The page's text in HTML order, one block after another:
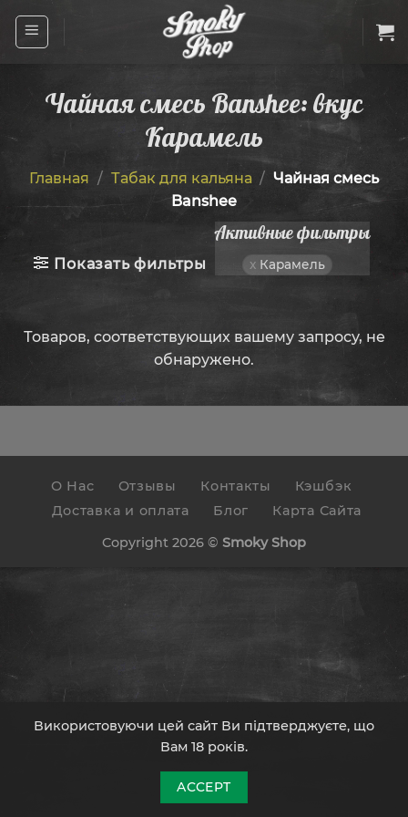
Чайная смесь Banshee: вкус
Карамель
Главная / Табак для кальяна / Чайная смесь
Banshee
Показать фильтры
Активные фильтры
Карамель
Товаров, соответствующих вашему запросу, не
обнаружено.
О Нас Отзывы Контакты
Кэшбэк
Доставка и оплата
Блог
Карта Сайта
Copyright 2026 © Smoky Shop
Використовуючи цей сайт Ви підтверджуєте, що
Вам 18 років.
ACCEPT